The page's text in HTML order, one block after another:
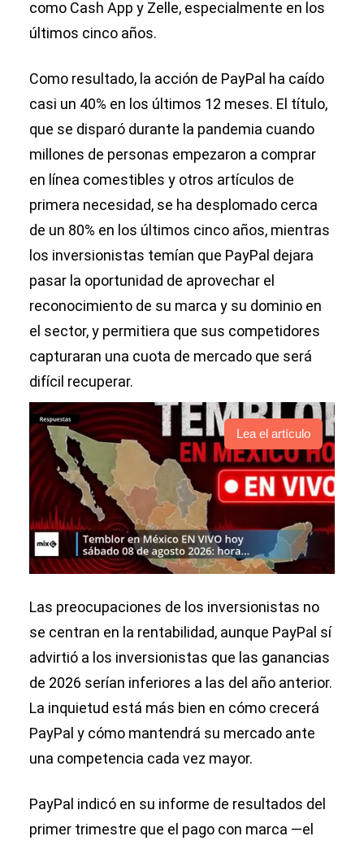
como Cash App y Zelle, especialmente en los
últimos cinco años.
Como resultado, la acción de PayPal ha caído
casi un 40% en los últimos 12 meses. El título,
que se disparó durante la pandemia cuando
millones de personas empezaron a comprar
en línea comestibles y otros artículos de
primera necesidad, se ha desplomado cerca
de un 80% en los últimos cinco años, mientras
los inversionistas temían que PayPal dejara
pasar la oportunidad de aprovechar el
reconocimiento de su marca y su dominio en
el sector, y permitiera que sus competidores
capturaran una cuota de mercado que será
difícil recuperar.
Lea el artículo
Las preocupaciones de los inversionistas no
se centran en la rentabilidad, aunque PayPal sí
advirtió a los inversionistas que las ganancias
de 2026 serían inferiores a las del año anterior.
La inquietud está más bien en cómo crecerá
PayPal y cómo mantendrá su mercado ante
una competencia cada vez mayor.
PayPal indicó en su informe de resultados del
primer trimestre que el pago con marca —el